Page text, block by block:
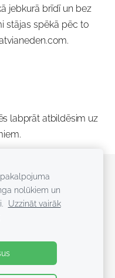
jebkurā brīdī un bez
stājas spēkā pēc to
labprāt atbildēsim uz
Sīkdatnes
ticību Dievā
nolūkiem un
Uzzināt vairāk